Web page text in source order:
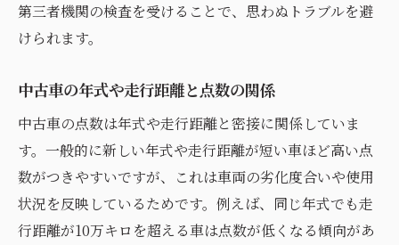
第三者機関の検査を受けることで、思わぬトラブルを避
けられます。
中古車の年式や走行距離と点数の関係
中古車の点数は年式や走行距離と密接に関係していま
す。一般的に新しい年式や走行距離が短い車ほど高い点
数がつきやすいですが、これは車両の劣化度合いや使用
状況を反映しているためです。例えば、同じ年式でも走
行距離が10万キロを超える車は点数が低くなる傾向があ